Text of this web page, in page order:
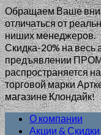
Обращаем Ваше
отличаться от
ниших менеджеров.
Скидка-20% на весь
предъявлении
распространяется
торговой марки
магазине Клондайк!
О компании
Акции & Скидки